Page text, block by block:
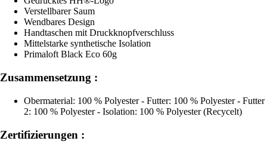
Verstellbarer Saum
Wendbares Design
Handtaschen mit Druckknopfverschluss
Mittelstarke synthetische Isolation
Primaloft Black Eco 60g
Zusammensetzung :
Obermaterial: 100 % Polyester - Futter: 100 % Polyester - Futter
2: 100 % Polyester - Isolation: 100 % Polyester (Recycelt)
Zertifizierungen :